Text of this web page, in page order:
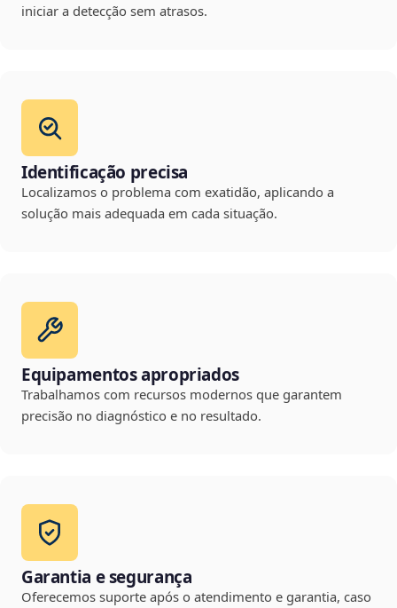
iniciar a detecção sem atrasos.
Identificação precisa
Localizamos o problema com exatidão, aplicando a
solução mais adequada em cada situação.
Equipamentos apropriados
Trabalhamos com recursos modernos que garantem
precisão no diagnóstico e no resultado.
Garantia e segurança
Oferecemos suporte após o atendimento e garantia, caso